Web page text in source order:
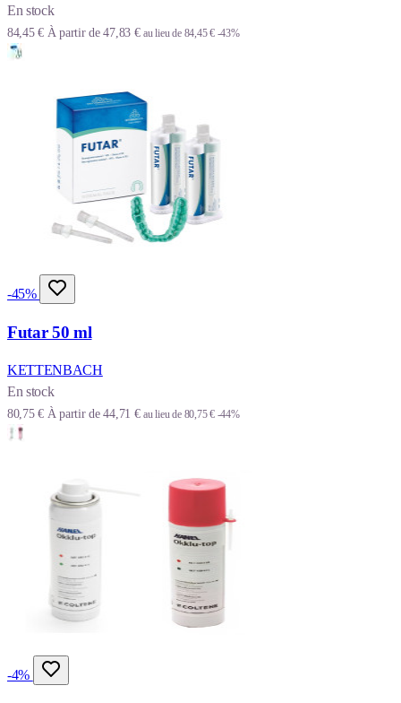
En stock
84,45 € À partir de 47,83 € au lieu de 84,45 € -43%
-45%
Futar 50 ml
KETTENBACH
En stock
80,75 € À partir de 44,71 € au lieu de 80,75 € -44%
-4%